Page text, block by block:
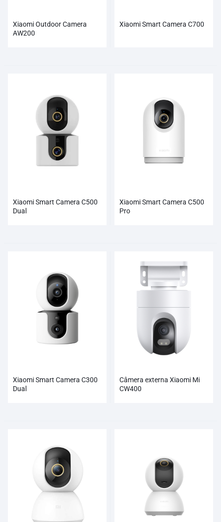
Xiaomi Outdoor Camera
AW200
Xiaomi Smart Camera C700
Xiaomi Smart Camera C500
Dual
Xiaomi Smart Camera C500
Pro
Xiaomi Smart Camera C300
Dual
Câmera externa Xiaomi Mi
CW400